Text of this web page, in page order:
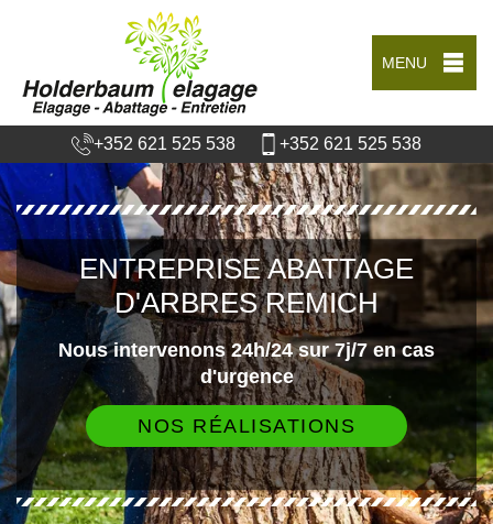
MENU
+352 621 525 538 +352 621 525 538
ENTREPRISE ABATTAGE
D'ARBRES REMICH
Nous intervenons 24h/24 sur 7j/7 en cas
d'urgence
NOS RÉALISATIONS